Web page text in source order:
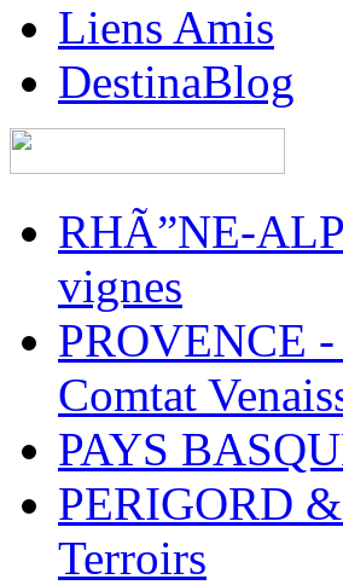
Liens Amis
DestinaBlog
RHÃ”NE-
vignes
PROVENCE
Comtat
PAYS
PERIGORD
Terroirs